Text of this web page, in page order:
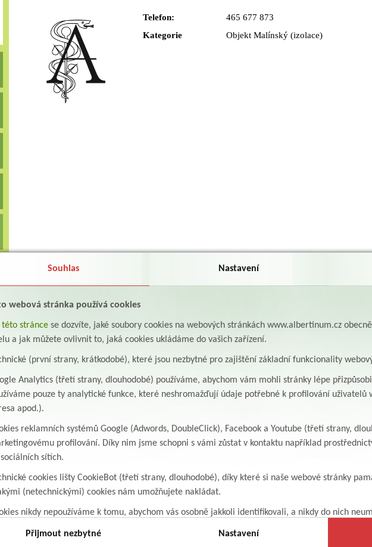
Telefon:
465 677 873
Kategorie
Objekt Malínský (izolace)
Souhlas Nastavení
webová stránka používá cookies
této stránce se dozvíte, jaké soubory cookies na webových stránkách www.albertinum.cz
a jak můžete ovlivnit to, jaká cookies ukládáme do vašich zařízení.
(první strany, krátkodobé), které jsou nezbytné pro zajištění základní funkcionality
Analytics (třetí strany, dlouhodobé) používáme, abychom vám mohli stránky lépe
pouze ty analytické funkce, které neshromažďují údaje potřebné k profilování uživatelů
apod.).
reklamních systémů Google (Adwords, DoubleClick), Facebook a Youtube (třetí strany,
profilování. Díky nim jsme schopni s vámi zůstat v kontaktu například
sítích.
cookies lišty CookieBot (třetí strany, dlouhodobé), díky které si naše webové stránky
(netechnickými) cookies nám umožňujete nakládat.
nikdy nepoužíváme k tomu, abychom vás osobně jakkoli identifikovali, a nikdy do nich
Přijmout nezbytné Nastavení